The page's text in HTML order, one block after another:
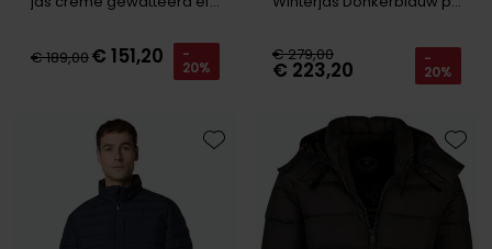
€ 189,00€ 151,20 -
20%
€ 279,00
€ 223,20 -
20%
Toevoegen aan favorieten